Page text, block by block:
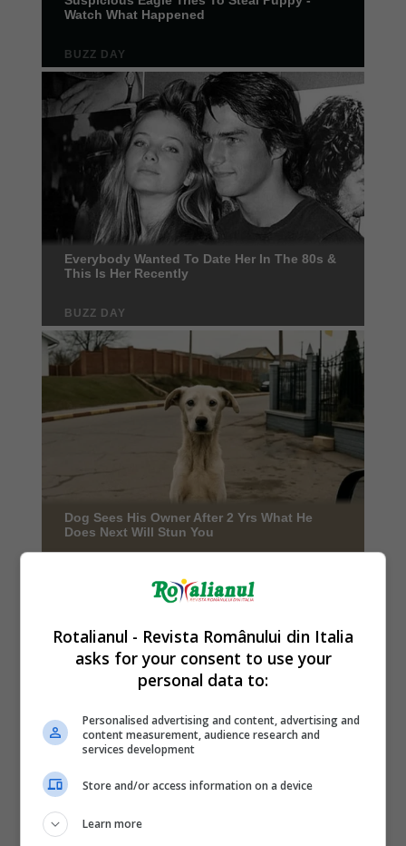
Rotalianul - Revista Românului din Italia
asks for your consent to use your
personal data to:
Personalised advertising and content, advertising and
content measurement, audience research and
services development
Store and/or access information on a device
Learn more